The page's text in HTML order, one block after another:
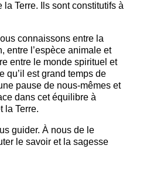
la Terre. Ils sont constitutifs à
connaissons entre la
entre l’espèce animale et
entre le monde spirituel et
qu’il est grand temps de
pause de nous-mêmes et
dans cet équilibre à
la Terre.
guider. À nous de le
le savoir et la sagesse